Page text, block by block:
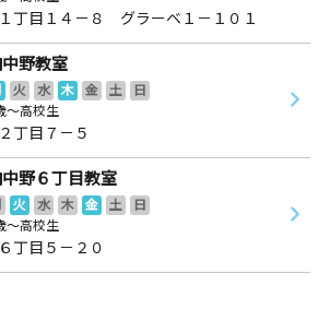
丁目１４－８ グラーベ１－１０１
野教室
火 水 木 金 土
日
～高校生
丁目７－５
野６丁目教室
火 水 木 金 土
日
～高校生
丁目５－２０